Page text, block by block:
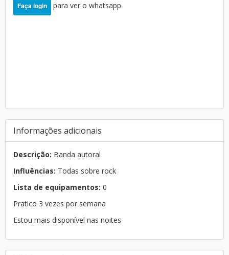
Faça login para ver o whatsapp
Informações adicionais
Descrição: Banda autoral
Influências: Todas sobre rock
Lista de equipamentos: 0
Pratico 3 vezes por semana
Estou mais disponível nas noites